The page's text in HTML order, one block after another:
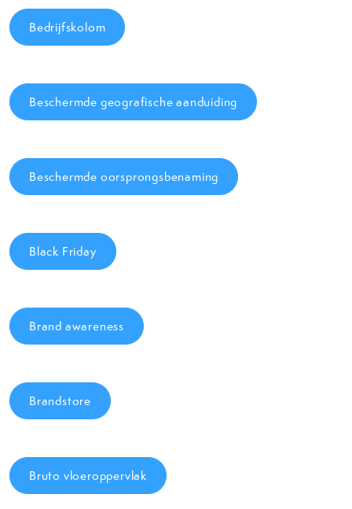
Bedrijfskolom
Beschermde geografische aanduiding
Beschermde oorsprongsbenaming
Black Friday
Brand awareness
Brandstore
Bruto vloeroppervlak